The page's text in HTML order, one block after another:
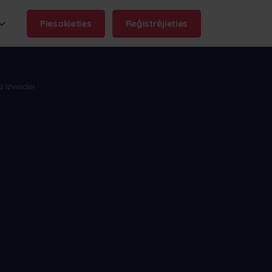
Piesakieties Reģistrējieties